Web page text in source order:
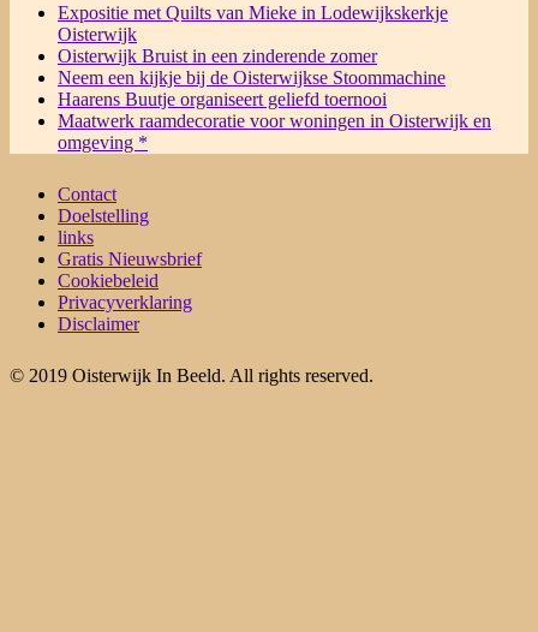
Expositie met Quilts van Mieke in Lodewijkskerkje
Oisterwijk
Oisterwijk Bruist in een zinderende zomer
Neem een kijkje bij de Oisterwijkse Stoommachine
Haarens Buutje organiseert geliefd toernooi
Maatwerk raamdecoratie voor woningen in Oisterwijk en
omgeving *
Contact
Doelstelling
links
Gratis Nieuwsbrief
Cookiebeleid
Privacyverklaring
Disclaimer
© 2019 Oisterwijk In Beeld. All rights reserved.